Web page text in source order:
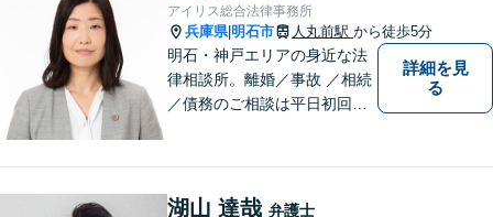
アイリス総合法律事務所
兵庫県|明石市 人丸前駅 から徒歩5分
明石・神戸エリアの身近な法
律相談所。離婚／事故 ／相続
／債務のご相談は平日初回３
詳細を見
る
湖山 達哉 弁護士